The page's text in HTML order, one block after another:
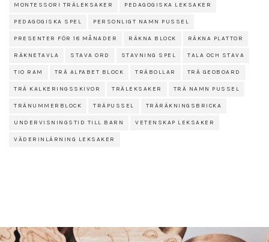
MONTESSORI TRÄLEKSAKER PEDAGOGISKA LEKSAKER
PEDAGOGISKA SPEL PERSONLIGT NAMN PUSSEL
PRESENTER FÖR 18 MÅNADER RÄKNA BLOCK RÄKNA PLATTOR
RÄKNETAVLA STAVA ORD STAVNING SPEL TALA OCH STAVA
TIO RAM TRÄ ALFABET BLOCK TRÄBOLLAR TRÄ GEOBOARD
TRÄ KALKERINGSSKIVOR TRÄLEKSAKER TRÄ NAMN PUSSEL
TRÄNUMMERBLOCK TRÄPUSSEL TRÄRÄKNINGSBRICKA
UNDERVISNINGSTID TILL BARN VETENSKAP LEKSAKER
VÄDERINLÄRNING LEKSAKER